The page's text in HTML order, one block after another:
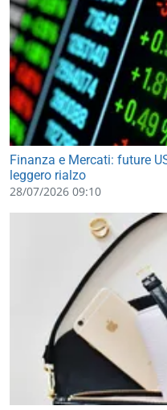
Finanza e Mercati: future
leggero rialzo
28/07/2026 09:10